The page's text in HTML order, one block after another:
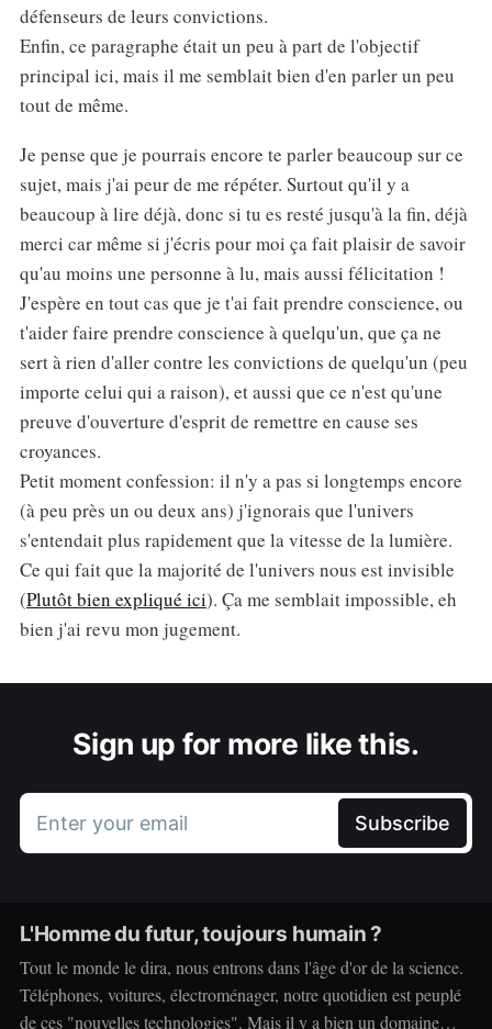
défenseurs de leurs convictions.
Enfin, ce paragraphe était un peu à part de l'objectif
principal ici, mais il me semblait bien d'en parler un peu
tout de même.
Je pense que je pourrais encore te parler beaucoup sur ce
sujet, mais j'ai peur de me répéter. Surtout qu'il y a
beaucoup à lire déjà, donc si tu es resté jusqu'à la fin, déjà
merci car même si j'écris pour moi ça fait plaisir de savoir
qu'au moins une personne à lu, mais aussi félicitation !
J'espère en tout cas que je t'ai fait prendre conscience, ou
t'aider faire prendre conscience à quelqu'un, que ça ne
sert à rien d'aller contre les convictions de quelqu'un (peu
importe celui qui a raison), et aussi que ce n'est qu'une
preuve d'ouverture d'esprit de remettre en cause ses
croyances.
Petit moment confession: il n'y a pas si longtemps encore
(à peu près un ou deux ans) j'ignorais que l'univers
s'entendait plus rapidement que la vitesse de la lumière.
Ce qui fait que la majorité de l'univers nous est invisible
(Plutôt bien expliqué ici). Ça me semblait impossible, eh
bien j'ai revu mon jugement.
Sign up for more like this.
Enter your email Subscribe
L'Homme du futur, toujours humain ?
Tout le monde le dira, nous entrons dans l'âge d'or de la science.
Téléphones, voitures, électroménager, notre quotidien est peuplé
de ces "nouvelles technologies". Mais il y a bien un domaine